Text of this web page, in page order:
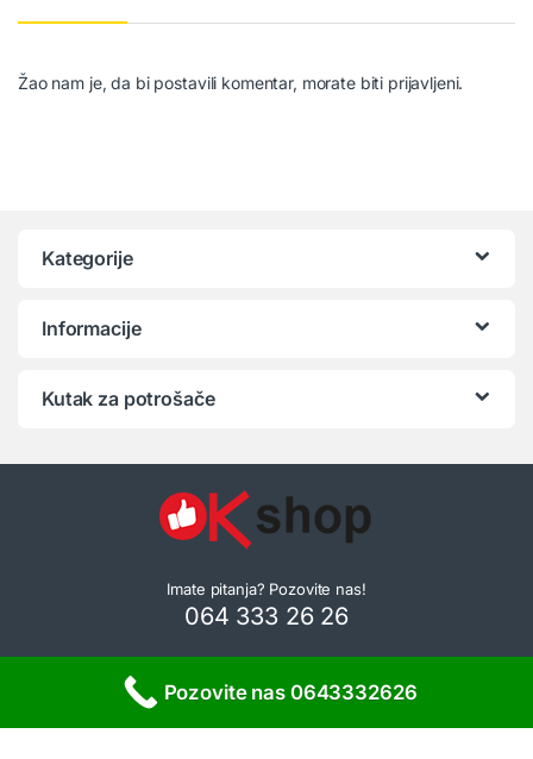
Žao nam je, da bi postavili komentar, morate biti prijavljeni.
Kategorije
Informacije
Kutak za potrošače
Imate pitanja? Pozovite nas!
064 333 26 26
Pozovite nas 0643332626